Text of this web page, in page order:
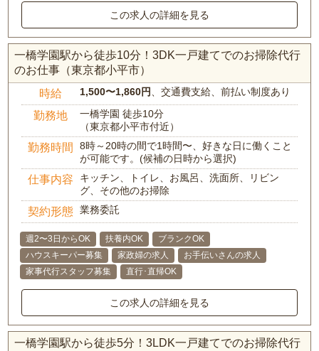
この求人の詳細を見る
一橋学園駅から徒歩10分！3DK一戸建てでのお掃除代行
のお仕事（東京都小平市）
時給 1,500〜1,860円 、交通費支給、前払い制度あり
勤務地
一橋学園 徒歩10分
（東京都小平市付近）
勤務時間
8時～20時の間で1時間〜、好きな日に働くこと
が可能です。(候補の日時から選択)
仕事内容
キッチン、トイレ、お風呂、洗面所、リビン
グ、その他のお掃除
契約形態 業務委託
週2〜3日からOK 扶養内OK
ブランクOK
ハウスキーパー募集
家政婦の求人
お手伝いさんの求人
家事代行スタッフ募集
直行･直帰OK
この求人の詳細を見る
一橋学園駅から徒歩5分！3LDK一戸建てでのお掃除代行